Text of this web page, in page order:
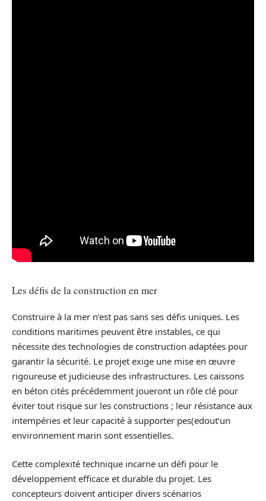
Les défis de la construction en mer
Construire à la mer n’est pas sans ses défis uniques. Les
conditions maritimes peuvent être instables, ce qui
nécessite des technologies de construction adaptées pour
garantir la sécurité. Le projet exige une mise en œuvre
rigoureuse et judicieuse des infrastructures. Les caissons
en béton cités précédemment joueront un rôle clé pour
éviter tout risque sur les constructions ; leur résistance aux
intempéries et leur capacité à supporter pes(edout’un
environnement marin sont essentielles.
Cette complexité technique incarne un défi pour le
développement efficace et durable du projet. Les
concepteurs doivent anticiper divers scénarios